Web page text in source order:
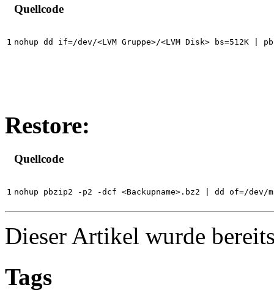
Quellcode
nohup dd if=/dev/<LVM Gruppe>/<LVM Disk> bs=512K |
Restore:
Quellcode
nohup pbzip2 -p2 -dcf <Backupname>.bz2 | dd of=/
Dieser Artikel wurde
Tags